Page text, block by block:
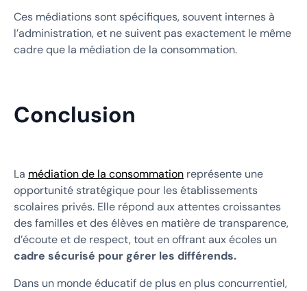
Ces médiations sont spécifiques, souvent internes à
l’administration, et ne suivent pas exactement le même
cadre que la médiation de la consommation.
Conclusion
La médiation de la consommation représente une
opportunité stratégique pour les établissements
scolaires privés. Elle répond aux attentes croissantes
des familles et des élèves en matière de transparence,
d’écoute et de respect, tout en offrant aux écoles un
cadre sécurisé pour gérer les différends.
Dans un monde éducatif de plus en plus concurrentiel,